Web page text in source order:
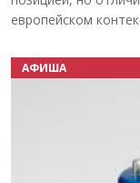
европейском
АФИША